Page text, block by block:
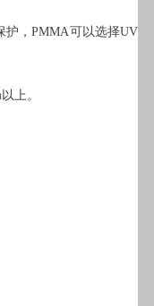
护，PMMA可以选择UV
上。